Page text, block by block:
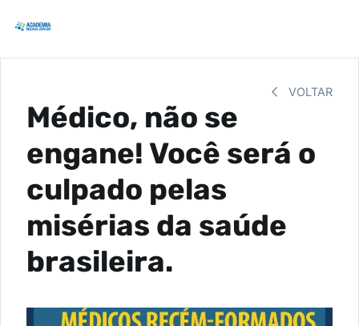
VOLTAR
Médico, não se
engane! Você será o
culpado pelas
misérias da saúde
brasileira.